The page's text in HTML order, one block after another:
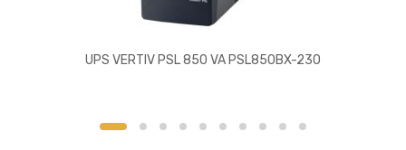
UPS VERTIV PSL 850 VA PSL850BX-230